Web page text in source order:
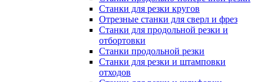
Станки для резки кругов
Отрезные станки для сверл и фрез
Станки для продольной резки и
отбортовки
Станки продольной резки
Станки для резки и штамповки
отходов